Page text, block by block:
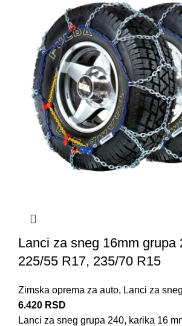
Lanci za sneg 16mm grupa
225/55 R17, 235/70 R15
Zimska oprema za auto, Lanci za sneg
6.420 RSD
Lanci za sneg grupa 240, karika 16